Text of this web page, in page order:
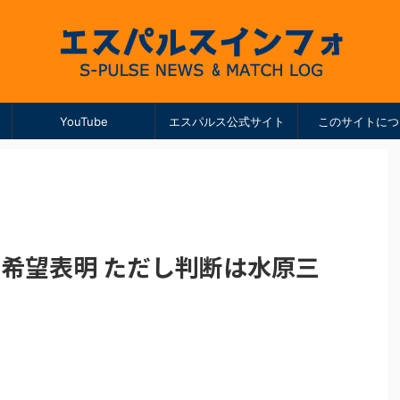
YouTube エスパルス公式サイト このサイトに
望表明 ただし判断は水原三